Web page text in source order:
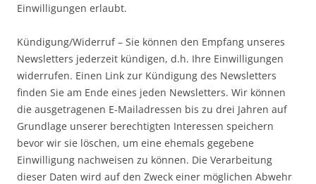
Einwilligungen erlaubt.
Kündigung/Widerruf – Sie können den Empfang unseres
Newsletters jederzeit kündigen, d.h. Ihre Einwilligungen
widerrufen. Einen Link zur Kündigung des Newsletters
finden Sie am Ende eines jeden Newsletters. Wir können
die ausgetragenen E-Mailadressen bis zu drei Jahren auf
Grundlage unserer berechtigten Interessen speichern
bevor wir sie löschen, um eine ehemals gegebene
Einwilligung nachweisen zu können. Die Verarbeitung
dieser Daten wird auf den Zweck einer möglichen Abwehr